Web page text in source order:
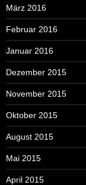
März 2016
Februar 2016
Januar 2016
Dezember 2015
November 2015
Oktober 2015
August 2015
Mai 2015
April 2015